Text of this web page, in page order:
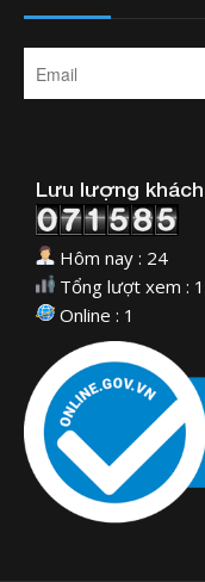
Lưu lượng
Hôm nay : 24
Tổng lượt xem :
Online : 1